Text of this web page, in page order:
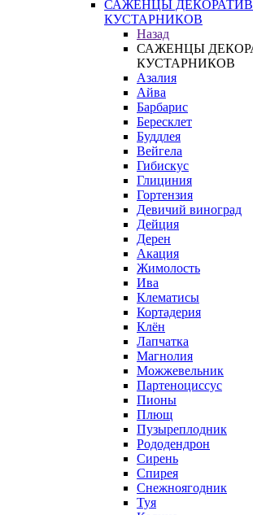
САЖЕНЦЫ
КУСТАРНИКОВ
Назад
САЖЕНЦЫ
КУСТАРНИКОВ
Азалия
Айва
Барбарис
Бересклет
Буддлея
Вейгела
Гибискус
Глициния
Гортензия
Девичий виноград
Дейция
Дерен
Акация
Жимолость
Ива
Клематисы
Кортадерия
Клён
Лапчатка
Магнолия
Можжевельник
Партеноциссус
Пионы
Плющ
Пузыреплодник
Рододендрон
Сирень
Спирея
Снежноягодник
Туя